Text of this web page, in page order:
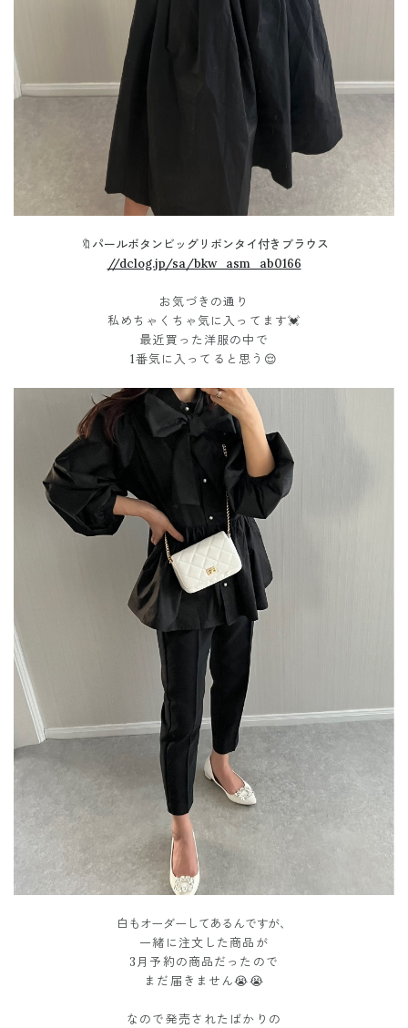
🔖パールボタンビッグリボンタイ付きブラウス
//dclog.jp/sa/bkw_asm_ab0166
お気づきの通り
私めちゃくちゃ気に入ってます💓
最近買った洋服の中で
1番気に入ってると思う😌
白もオーダーしてあるんですが、
一緒に注文した商品が
3月予約の商品だったので
まだ届きません😭😭
なので発売されたばかりの